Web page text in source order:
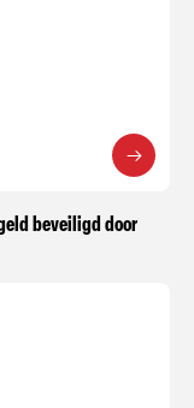
beveiligd door